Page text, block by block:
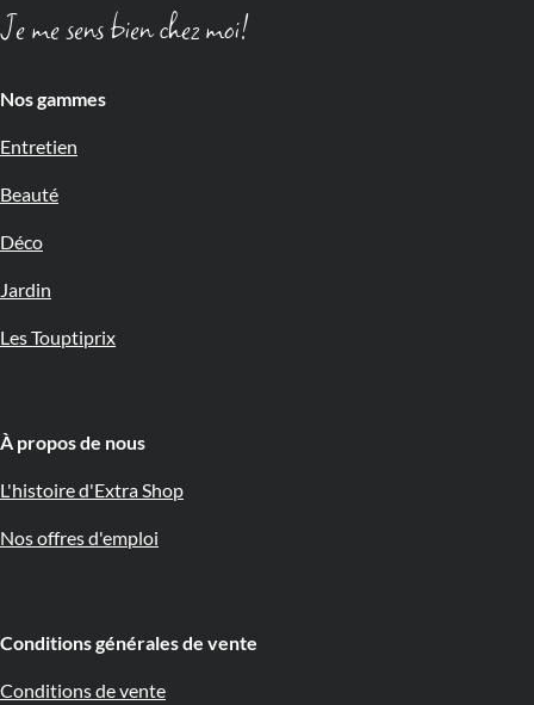
Je me sens bien chez moi!
Nos gammes
Entretien
Beauté
Déco
Jardin
Les Touptiprix
À propos de nous 🇧🇪
L'histoire d'Extra Shop
Nos offres d'emploi
Conditions générales de vente
Conditions de vente